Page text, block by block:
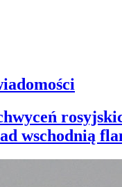
wschodnią